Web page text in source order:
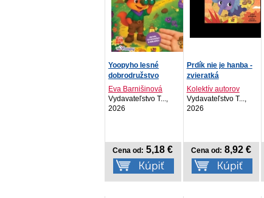
Yoopyho lesné
dobrodružstvo
Eva Barnišinová
Vydavateľstvo T...,
2026
Cena od: 5,18 €
Prdík nie je hanba -
zvieratká
Kolektív autorov
Vydavateľstvo T...,
2026
Cena od: 8,92 €